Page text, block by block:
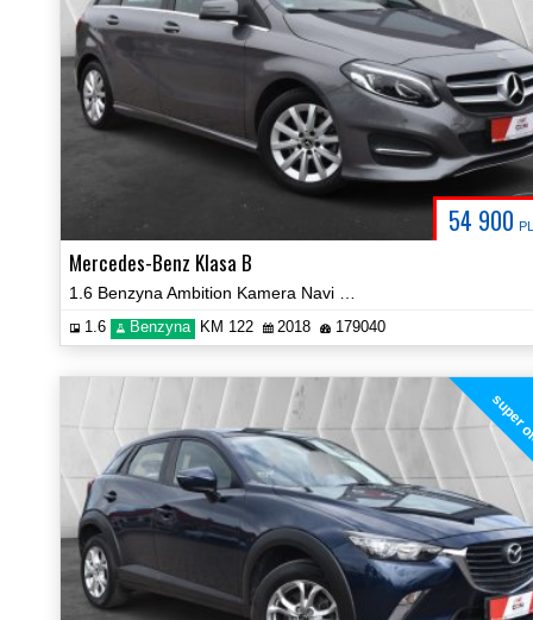
54 900
Mercedes-Benz Klasa B
1.6 Benzyna KM 122 2018 179040